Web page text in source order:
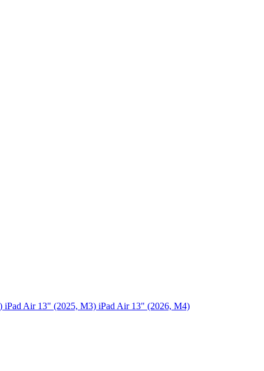
iPad Air 13" (2025, M3) iPad Air 13" (2026, M4)